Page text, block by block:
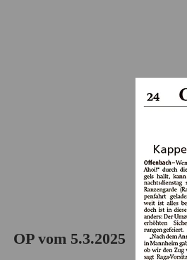
OP vom 5.3.2025